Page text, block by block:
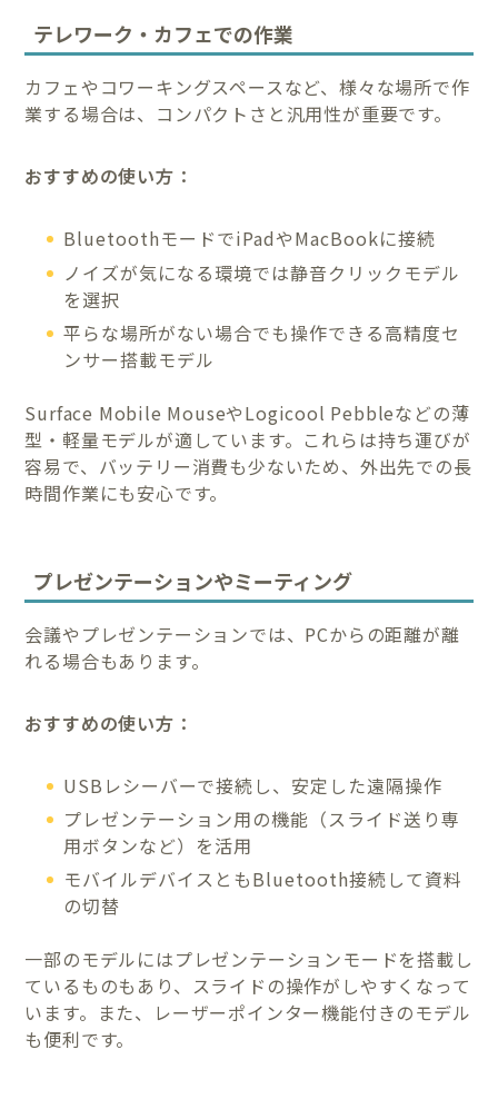
テレワーク・カフェでの作業
カフェやコワーキングスペースなど、様々な場所で作
業する場合は、コンパクトさと汎用性が重要です。
おすすめの使い方：
BluetoothモードでiPadやMacBookに接続
ノイズが気になる環境では静音クリックモデル
を選択
平らな場所がない場合でも操作できる高精度セ
ンサー搭載モデル
Surface Mobile MouseやLogicool Pebbleなどの薄
型・軽量モデルが適しています。これらは持ち運びが
容易で、バッテリー消費も少ないため、外出先での長
時間作業にも安心です。
プレゼンテーションやミーティング
会議やプレゼンテーションでは、PCからの距離が離
れる場合もあります。
おすすめの使い方：
USBレシーバーで接続し、安定した遠隔操作
プレゼンテーション用の機能（スライド送り専
用ボタンなど）を活用
モバイルデバイスともBluetooth接続して資料
の切替
一部のモデルにはプレゼンテーションモードを搭載し
ているものもあり、スライドの操作がしやすくなって
います。また、レーザーポインター機能付きのモデル
も便利です。